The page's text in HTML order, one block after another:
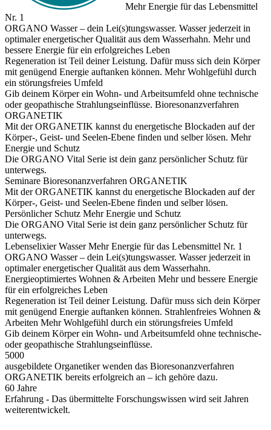
Mehr Energie für das Lebensmittel
Nr. 1
ORGANO Wasser – dein Lei(s)tungswasser. Wasser jederzeit in
optimaler energetischer Qualität aus dem Wasserhahn. Mehr und
bessere Energie für ein erfolgreiches Leben
Regeneration ist Teil deiner Leistung. Dafür muss sich dein Körper
mit genügend Energie auftanken können. Mehr Wohlgefühl durch
ein störungsfreies Umfeld
Gib deinem Körper ein Wohn- und Arbeitsumfeld ohne technische
oder geopathische Strahlungseinflüsse. Bioresonanzverfahren
ORGANETIK
Mit der ORGANETIK kannst du energetische Blockaden auf der
Körper-, Geist- und Seelen-Ebene finden und selber lösen. Mehr
Energie und Schutz
Die ORGANO Vital Serie ist dein ganz persönlicher Schutz für
unterwegs.
Seminare Bioresonanzverfahren ORGANETIK
Mit der ORGANETIK kannst du energetische Blockaden auf der
Körper-, Geist- und Seelen-Ebene finden und selber lösen.
Persönlicher Schutz Mehr Energie und Schutz
Die ORGANO Vital Serie ist dein ganz persönlicher Schutz für
unterwegs.
Lebenselixier Wasser Mehr Energie für das Lebensmittel Nr. 1
ORGANO Wasser – dein Lei(s)tungswasser. Wasser jederzeit in
optimaler energetischer Qualität aus dem Wasserhahn.
Energieoptimiertes Wohnen & Arbeiten Mehr und bessere Energie
für ein erfolgreiches Leben
Regeneration ist Teil deiner Leistung. Dafür muss sich dein Körper
mit genügend Energie auftanken können. Strahlenfreies Wohnen &
Arbeiten Mehr Wohlgefühl durch ein störungsfreies Umfeld
Gib deinem Körper ein Wohn- und Arbeitsumfeld ohne technische-
oder geopathische Strahlungseinflüsse.
5000
ausgebildete Organetiker wenden das Bioresonanzverfahren
ORGANETIK bereits erfolgreich an – ich gehöre dazu.
60 Jahre
Erfahrung - Das übermittelte Forschungswissen wird seit Jahren
weiterentwickelt.